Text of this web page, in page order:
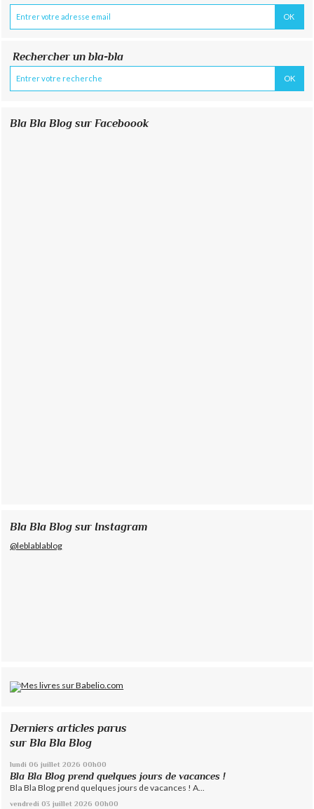
Rechercher un bla-bla
Bla Bla Blog sur Faceboook
Bla Bla Blog sur Instagram
@leblablablog
Derniers articles parus
sur Bla Bla Blog
lundi 06 juillet 2026 00h00
Bla Bla Blog prend quelques jours de vacances !
Bla Bla Blog prend quelques jours de vacances ! A...
vendredi 03 juillet 2026 00h00